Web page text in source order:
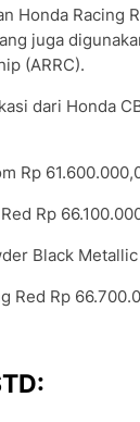
Honda Racing
juga
(ARRC).
dari Honda
Rp
Rp
Black
Red Rp